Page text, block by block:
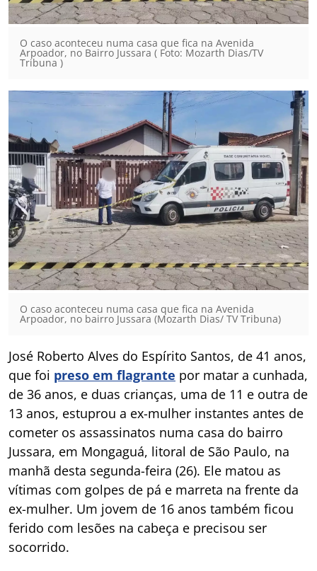
O caso aconteceu numa casa que fica na Avenida
Arpoador, no Bairro Jussara ( Foto: Mozarth Dias/TV
Tribuna )
O caso aconteceu numa casa que fica na Avenida
Arpoador, no bairro Jussara (Mozarth Dias/ TV Tribuna)
José Roberto Alves do Espírito Santos, de 41 anos,
que foi preso em flagrante por matar a cunhada,
de 36 anos, e duas crianças, uma de 11 e outra de
13 anos, estuprou a ex-mulher instantes antes de
cometer os assassinatos numa casa do bairro
Jussara, em Mongaguá, litoral de São Paulo, na
manhã desta segunda-feira (26). Ele matou as
vítimas com golpes de pá e marreta na frente da
ex-mulher. Um jovem de 16 anos também ficou
ferido com lesões na cabeça e precisou ser
socorrido.